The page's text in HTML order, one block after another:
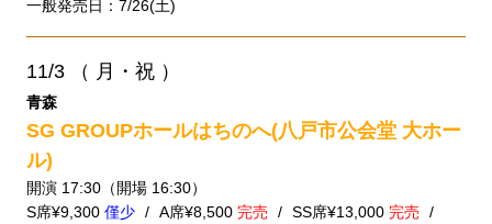
一般発売日：7/26(土)
11/3 （ 月・祝 ）
青森
SG GROUPホールはちのへ(八戸市公会堂 大ホー
ル)
開演 17:30（開場 16:30）
S席¥9,300 僅少 A席¥8,500 完売 SS席¥13,000 完売